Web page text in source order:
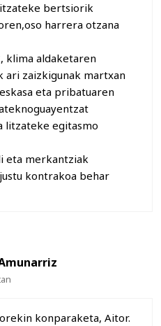
bertsiorik
harrera otzana
klima aldaketaren
ari zaizkigunak martxan
eta pribatuaren
litzateke egitasmo
eta merkantziak
kontrakoa behar
konparaketa, Aitor.